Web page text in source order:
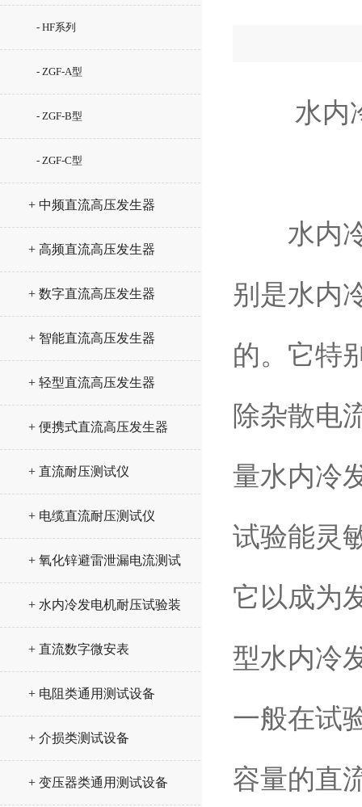
- HF系列
- ZGF-A型
- ZGF-B型
- ZGF-C型
+ 中频直流高压发生器
+ 高频直流高压发生器
+ 数字直流高压发生器
+ 智能直流高压发生器
+ 轻型直流高压发生器
+ 便携式直流高压发生器
+ 直流耐压测试仪
+ 电缆直流耐压测试仪
+ 氧化锌避雷泄漏电流测试
仪
+ 水内冷发电机耐压试验装
置
+ 直流数字微安表
+ 电阻类通用测试设备
+ 介损类测试设备
+ 变压器类通用测试设备
水内冷
水内冷
别是水内
的。它特
除杂散电
量水内冷
试验能灵
它以成为
型水内冷
一般在试
容量的直